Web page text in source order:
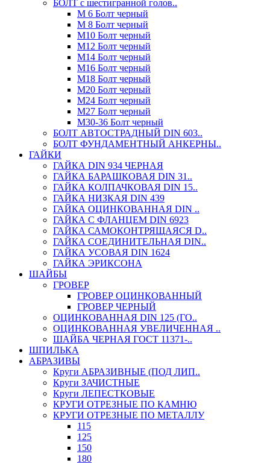
БОЛТ с шестигранной голов..
М 6 Болт черный
М 8 Болт черный
М10 Болт черный
М12 Болт черный
М14 Болт черный
М16 Болт черный
М18 Болт черный
М20 Болт черный
М24 Болт черный
М27 Болт черный
М30-36 Болт черный
БОЛТ АВТОСТРАДНЫЙ DIN 603..
БОЛТ ФУНДАМЕНТНЫЙ АНКЕРНЫ..
ГАЙКИ
ГАЙКА DIN 934 ЧЕРНАЯ
ГАЙКА БАРАШКОВАЯ DIN 31..
ГАЙКА КОЛПАЧКОВАЯ DIN 15..
ГАЙКА НИЗКАЯ DIN 439
ГАЙКА ОЦИНКОВАННАЯ DIN ..
ГАЙКА С ФЛАНЦЕМ DIN 6923
ГАЙКА САМОКОНТРЯЩАЯСЯ D..
ГАЙКА СОЕДИНИТЕЛЬНАЯ DIN..
ГАЙКА УСОВАЯ DIN 1624
ГАЙКА ЭРИКСОНА
ШАЙБЫ
ГРОВЕР
ГРОВЕР ОЦИНКОВАННЫЙ
ГРОВЕР ЧЕРНЫЙ
ОЦИНКОВАННАЯ DIN 125 (ГО..
ОЦИНКОВАННАЯ УВЕЛИЧЕННАЯ ..
ШАЙБА ЧЕРНАЯ ГОСТ 11371-..
ШПИЛЬКА
АБРАЗИВЫ
Круги АБРАЗИВНЫЕ (ПОД ЛИП..
Круги ЗАЧИСТНЫЕ
Круги ЛЕПЕСТКОВЫЕ
КРУГИ ОТРЕЗНЫЕ ПО КАМНЮ
КРУГИ ОТРЕЗНЫЕ ПО МЕТАЛЛУ
115
125
150
180